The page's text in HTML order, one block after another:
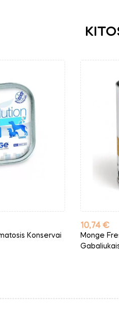
Konservai
Kaina
10,74 €
Monge